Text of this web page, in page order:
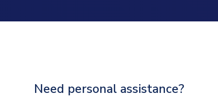
Need personal assistance?